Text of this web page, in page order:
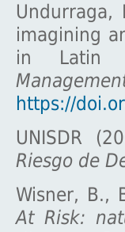
Undurraga,
imagining
in Latin
https://
UNISDR
Riesgo de
Wisner, B.,
At Risk: